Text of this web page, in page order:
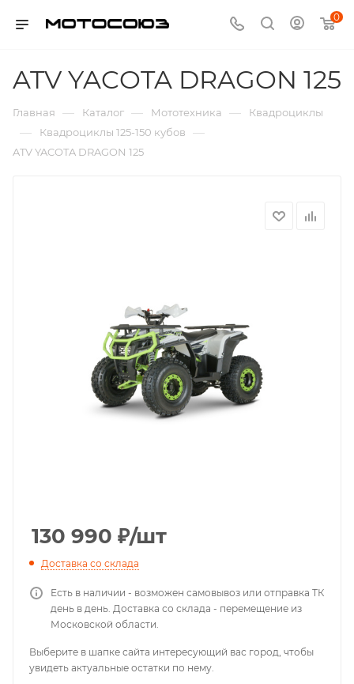
0
ATV YACOTA DRAGON 125
Главная — Каталог — Мототехника — Квадроциклы
— Квадроциклы 125-150 кубов —
ATV YACOTA DRAGON 125
130 990 ₽/шт
Доставка со склада
Есть в наличии - возможен самовывоз или отправка ТК
день в день. Доставка со склада - перемещение из
Московской области.
Выберите в шапке сайта интересующий вас город, чтобы
увидеть актуальные остатки по нему.